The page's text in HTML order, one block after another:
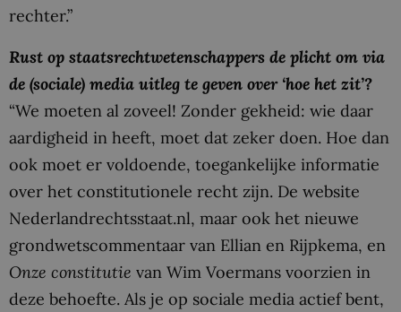
rechter.”
Rust op staatsrechtwetenschappers de plicht om via
de (sociale) media uitleg te geven over ‘hoe het zit’?
“We moeten al zoveel! Zonder gekheid: wie daar
aardigheid in heeft, moet dat zeker doen. Hoe dan
ook moet er voldoende, toegankelijke informatie
over het constitutionele recht zijn. De website
Nederlandrechtsstaat.nl, maar ook het nieuwe
grondwetscommentaar van Ellian en Rijpkema, en
Onze constitutie van Wim Voermans voorzien in
deze behoefte. Als je op sociale media actief bent,